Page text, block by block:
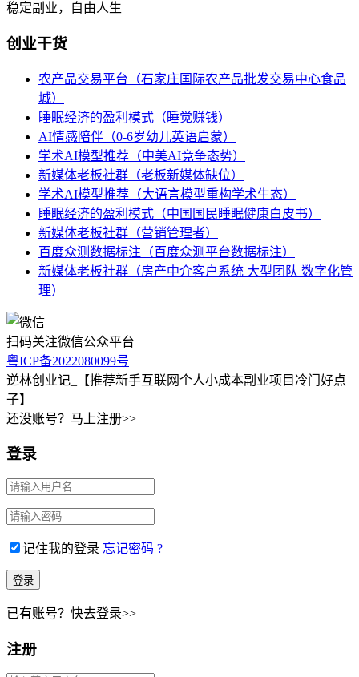
稳定副业，自由人生
创业干货
农产品交易平台（石家庄国际农产品批发交易中心食品
城）
睡眠经济的盈利模式（睡觉赚钱）
AI情感陪伴（0-6岁幼儿英语启蒙）
学术AI模型推荐（中美AI竞争态势）
新媒体老板社群（老板新媒体缺位）
学术AI模型推荐（大语言模型重构学术生态）
睡眠经济的盈利模式（中国国民睡眠健康白皮书）
新媒体老板社群（营销管理者）
百度众测数据标注（百度众测平台数据标注）
新媒体老板社群（房产中介客户系统 大型团队 数字化管
理）
扫码关注微信公众平台
粤ICP备2022080099号
逆林创业记_【推荐新手互联网个人小成本副业项目冷门好点
子】
还没账号？马上注册>>
登录
记住我的登录 忘记密码 ?
已有账号？快去登录>>
注册